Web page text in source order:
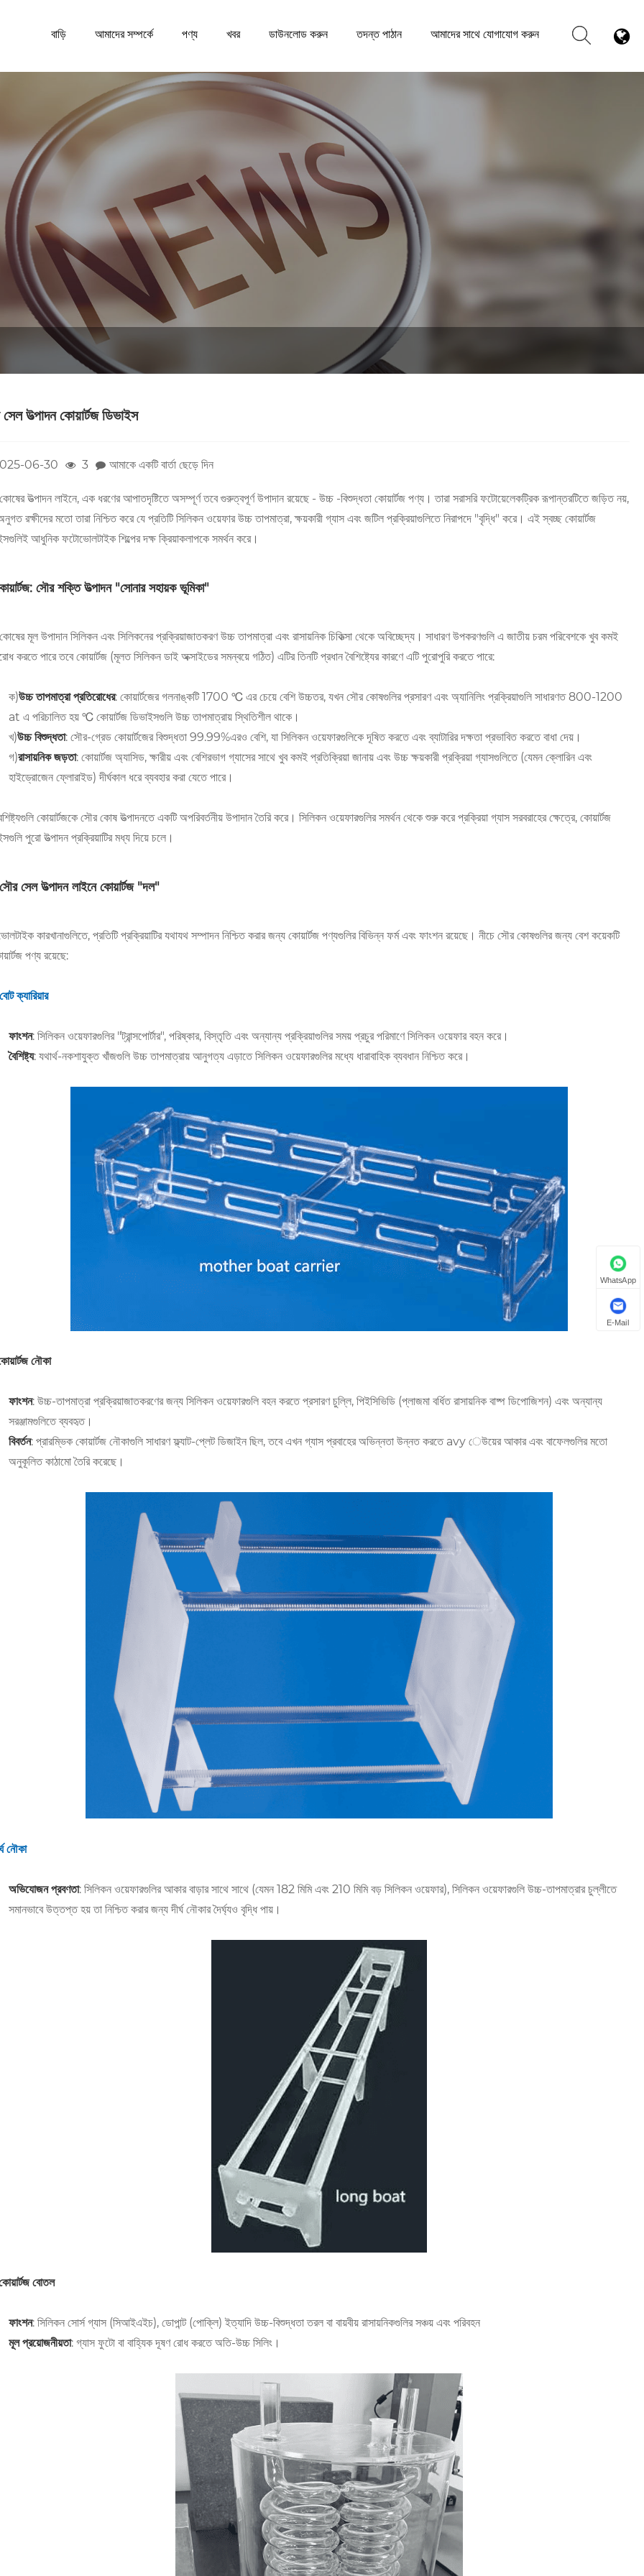
বাড়ি আমাদের সম্পর্কে পণ্য খবর ডাউনলোড করুন তদন্ত পাঠান আমাদের সাথে যোগাযোগ করুন
উত্পাদন কোয়ার্টজ ডিভাইস
06-30 3 আমাকে একটি বার্তা ছেড়ে দিন
উত্পাদন লাইনে, এক ধরণের আপাতদৃষ্টিতে অসম্পূর্ণ তবে গুরুত্বপূর্ণ উপাদান রয়েছে - উচ্চ -বিশুদ্ধতা কোয়ার্টজ পণ্য। তারা সরাসরি ফটোয়েলেকট্রিক রূপান্তরটিতে জড়িত নয়,
রক্ষীদের মতো তারা নিশ্চিত করে যে প্রতিটি সিলিকন ওয়েফার উচ্চ তাপমাত্রা, ক্ষয়কারী গ্যাস এবং জটিল প্রক্রিয়াগুলিতে নিরাপদে "বৃদ্ধি" করে। এই স্বচ্ছ কোয়ার্টজ
আধুনিক ফটোভোলটাইক শিল্পের দক্ষ ক্রিয়াকলাপকে সমর্থন করে।
সৌর শক্তি উত্পাদন "সোনার সহায়ক ভূমিকা"
মূল উপাদান সিলিকন এবং সিলিকনের প্রক্রিয়াজাতকরণ উচ্চ তাপমাত্রা এবং রাসায়নিক চিকিত্সা থেকে অবিচ্ছেদ্য। সাধারণ উপকরণগুলি এ জাতীয় চরম পরিবেশকে খুব কমই
করতে পারে তবে কোয়ার্টজ (মূলত সিলিকন ডাই অক্সাইডের সমন্বয়ে গঠিত) এটির তিনটি প্রধান বৈশিষ্ট্যের কারণে এটি পুরোপুরি করতে পারে:
ক)উচ্চ তাপমাত্রা প্রতিরোধের: কোয়ার্টজের গলনাঙ্কটি 1700 ℃ এর চেয়ে বেশি উচ্চতর, যখন সৌর কোষগুলির প্রসারণ এবং অ্যানিলিং প্রক্রিয়াগুলি সাধারণত 800-1200
at এ পরিচালিত হয় ℃ কোয়ার্টজ ডিভাইসগুলি উচ্চ তাপমাত্রায় স্থিতিশীল থাকে।
খ)উচ্চ বিশুদ্ধতা: সৌর-গ্রেড কোয়ার্টজের বিশুদ্ধতা 99.99%এরও বেশি, যা সিলিকন ওয়েফারগুলিকে দূষিত করতে এবং ব্যাটারির দক্ষতা প্রভাবিত করতে বাধা দেয়।
গ)রাসায়নিক জড়তা: কোয়ার্টজ অ্যাসিড, ক্ষারীয় এবং বেশিরভাগ গ্যাসের সাথে খুব কমই প্রতিক্রিয়া জানায় এবং উচ্চ ক্ষয়কারী প্রক্রিয়া গ্যাসগুলিতে (যেমন ক্লোরিন এবং
হাইড্রোজেন ফ্লোরাইড) দীর্ঘকাল ধরে ব্যবহার করা যেতে পারে।
কোয়ার্টজকে সৌর কোষ উত্পাদনতে একটি অপরিবর্তনীয় উপাদান তৈরি করে। সিলিকন ওয়েফারগুলির সমর্থন থেকে শুরু করে প্রক্রিয়া গ্যাস সরবরাহের ক্ষেত্রে, কোয়ার্টজ
পুরো উত্পাদন প্রক্রিয়াটির মধ্য দিয়ে চলে।
সেল উত্পাদন লাইনে কোয়ার্টজ "দল"
কারখানাগুলিতে, প্রতিটি প্রক্রিয়াটির যথাযথ সম্পাদন নিশ্চিত করার জন্য কোয়ার্টজ পণ্যগুলির বিভিন্ন ফর্ম এবং ফাংশন রয়েছে। নীচে সৌর কোষগুলির জন্য বেশ কয়েকটি
পণ্য রয়েছে:
ক্যারিয়ার
ফাংশন: সিলিকন ওয়েফারগুলির "ট্রান্সপোর্টার", পরিষ্কার, বিস্তৃতি এবং অন্যান্য প্রক্রিয়াগুলির সময় প্রচুর পরিমাণে সিলিকন ওয়েফার বহন করে।
বৈশিষ্ট্য: যথার্থ-নকশাযুক্ত খাঁজগুলি উচ্চ তাপমাত্রায় আনুগত্য এড়াতে সিলিকন ওয়েফারগুলির মধ্যে ধারাবাহিক ব্যবধান নিশ্চিত করে।
নৌকা
ফাংশন: উচ্চ-তাপমাত্রা প্রক্রিয়াজাতকরণের জন্য সিলিকন ওয়েফারগুলি বহন করতে প্রসারণ চুল্লি, পিইসিভিডি (প্লাজমা বর্ধিত রাসায়নিক বাষ্প ডিপোজিশন) এবং অন্যান্য
সরঞ্জামগুলিতে ব্যবহৃত।
বিবর্তন: প্রারম্ভিক কোয়ার্টজ নৌকাগুলি সাধারণ ফ্ল্যাট-প্লেট ডিজাইন ছিল, তবে এখন গ্যাস প্রবাহের অভিন্নতা উন্নত করতে avy েউয়ের আকার এবং বাফেলগুলির মতো
অনুকূলিত কাঠামো তৈরি করেছে।
নৌকা
অভিযোজন প্রবণতা: সিলিকন ওয়েফারগুলির আকার বাড়ার সাথে সাথে (যেমন 182 মিমি এবং 210 মিমি বড় সিলিকন ওয়েফার), সিলিকন ওয়েফারগুলি উচ্চ-তাপমাত্রার চুল্লীতে
সমানভাবে উত্তপ্ত হয় তা নিশ্চিত করার জন্য দীর্ঘ নৌকার দৈর্ঘ্যও বৃদ্ধি পায়।
বোতল
ফাংশন: সিলিকন সোর্স গ্যাস (সিআইএইচ), ডোপান্ট (পোক্লি) ইত্যাদি উচ্চ-বিশুদ্ধতা তরল বা বায়বীয় রাসায়নিকগুলির সঞ্চয় এবং পরিবহন
মূল প্রয়োজনীয়তা: গ্যাস ফুটো বা বাহ্যিক দূষণ রোধ করতে অতি-উচ্চ সিলিং।
WhatsApp
E-Mail